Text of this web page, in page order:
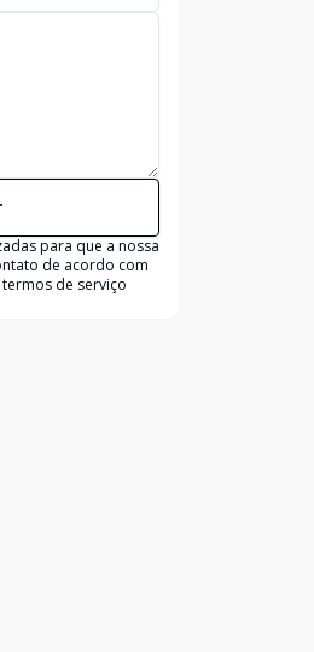
para que a nossa
de acordo com
de serviço